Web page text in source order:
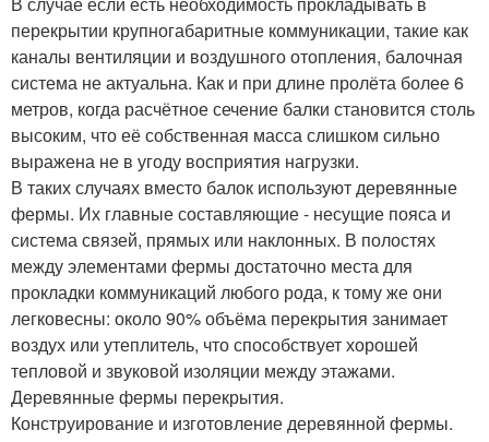
перекрытии крупногабаритные коммуникации, такие как
каналы вентиляции и воздушного отопления, балочная
система не актуальна. Как и при длине пролёта более 6
метров, когда расчётное сечение балки становится столь
высоким, что её собственная масса слишком сильно
выражена не в угоду восприятия нагрузки.
В таких случаях вместо балок используют деревянные
фермы. Их главные составляющие - несущие пояса и
система связей, прямых или наклонных. В полостях
между элементами фермы достаточно места для
прокладки коммуникаций любого рода, к тому же они
легковесны: около 90% объёма перекрытия занимает
воздух или утеплитель, что способствует хорошей
тепловой и звуковой изоляции между этажами.
Деревянные фермы перекрытия.
Конструирование и изготовление деревянной фермы.